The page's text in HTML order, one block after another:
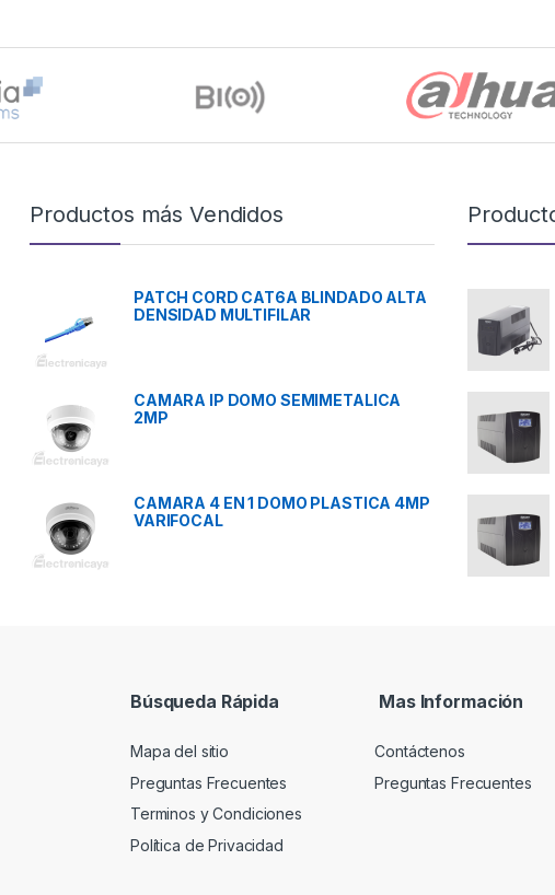
Productos más Vendidos
PATCH CORD CAT6A BLINDADO ALTA
DENSIDAD MULTIFILAR
CAMARA IP DOMO SEMIMETALICA
2MP
CAMARA 4 EN 1 DOMO PLASTICA 4MP
VARIFOCAL
Búsqueda Rápida
Mapa del sitio
Preguntas Frecuentes
Terminos y Condiciones
Política de Privacidad
Mas Información
Contáctenos
Preguntas Frecuentes